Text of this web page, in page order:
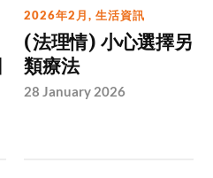
2026年2月,生活資訊
(法理情) 小心選擇另
類療法
28 January 2026